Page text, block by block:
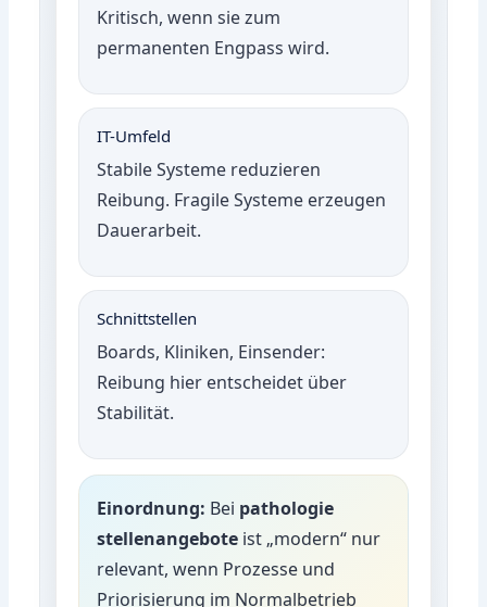
Kritisch, wenn sie zum
permanenten Engpass wird.
IT-Umfeld
Stabile Systeme reduzieren
Reibung. Fragile Systeme erzeugen
Dauerarbeit.
Schnittstellen
Boards, Kliniken, Einsender:
Reibung hier entscheidet über
Stabilität.
Einordnung: Bei pathologie
stellenangebote ist „modern“ nur
relevant, wenn Prozesse und
Priorisierung im Normalbetrieb